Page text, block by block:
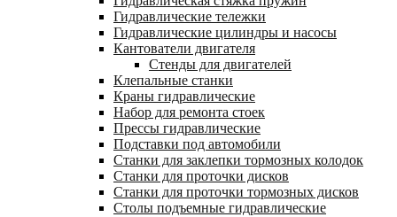
Гидравлические тележки
Гидравлические цилиндры и насосы
Кантователи двигателя
Стенды для двигателей
Клепальные станки
Краны гидравлические
Набор для ремонта стоек
Прессы гидравлические
Подставки под автомобили
Станки для заклепки тормозных колодок
Станки для проточки дисков
Станки для проточки тормозных дисков
Столы подъемные гидравлические